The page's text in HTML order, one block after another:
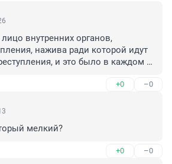
внутренних органов,
нажива ради которой идут
и это было в каждом
сажать не задумываясь не одного
нет от взяток до тяжких
система такие и сотрудники
+0 –0
мелкий?
+0 –0